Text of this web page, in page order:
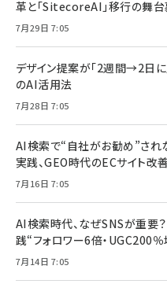
革と「SitecoreAI」移行の舞台
7月29日 7:05
デザイン提案が「2週間→2日
のAI活用法
7月28日 7:05
AI検索で“自社がお勧め”され
実践、GEO時代のECサイト改善
7月16日 7:05
AI検索時代、なぜSNSが重要
践“フォロワー6倍・UGC200
7月14日 7:05